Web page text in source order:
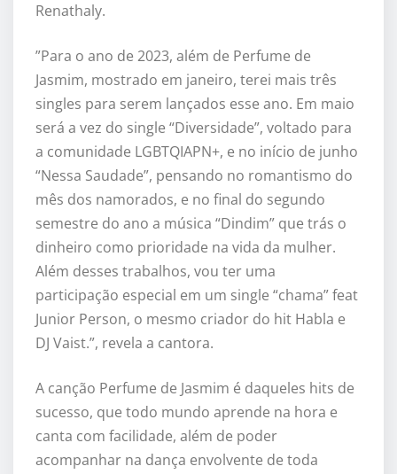
Renathaly.
”Para o ano de 2023, além de Perfume de
Jasmim, mostrado em janeiro, terei mais três
singles para serem lançados esse ano. Em maio
será a vez do single “Diversidade”, voltado para
a comunidade LGBTQIAPN+, e no início de junho
“Nessa Saudade”, pensando no romantismo do
mês dos namorados, e no final do segundo
semestre do ano a música “Dindim” que trás o
dinheiro como prioridade na vida da mulher.
Além desses trabalhos, vou ter uma
participação especial em um single “chama” feat
Junior Person, o mesmo criador do hit Habla e
DJ Vaist.”, revela a cantora.
A canção Perfume de Jasmim é daqueles hits de
sucesso, que todo mundo aprende na hora e
canta com facilidade, além de poder
acompanhar na dança envolvente de toda